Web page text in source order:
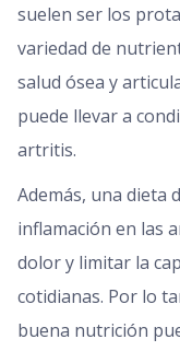
suelen ser los
variedad de
salud ósea y
puede llevar a
artritis.
Además, una dieta
inflamación en las
dolor y limitar la
cotidianas. Por lo
buena nutrición